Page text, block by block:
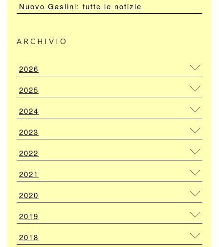
Nuovo Gaslini: tutte le notizie
ARCHIVIO
2026
2025
2024
2023
2022
2021
2020
2019
2018